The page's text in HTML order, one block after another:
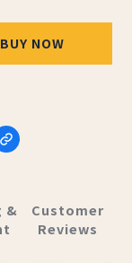
BUY NOW
&
Customer
Reviews